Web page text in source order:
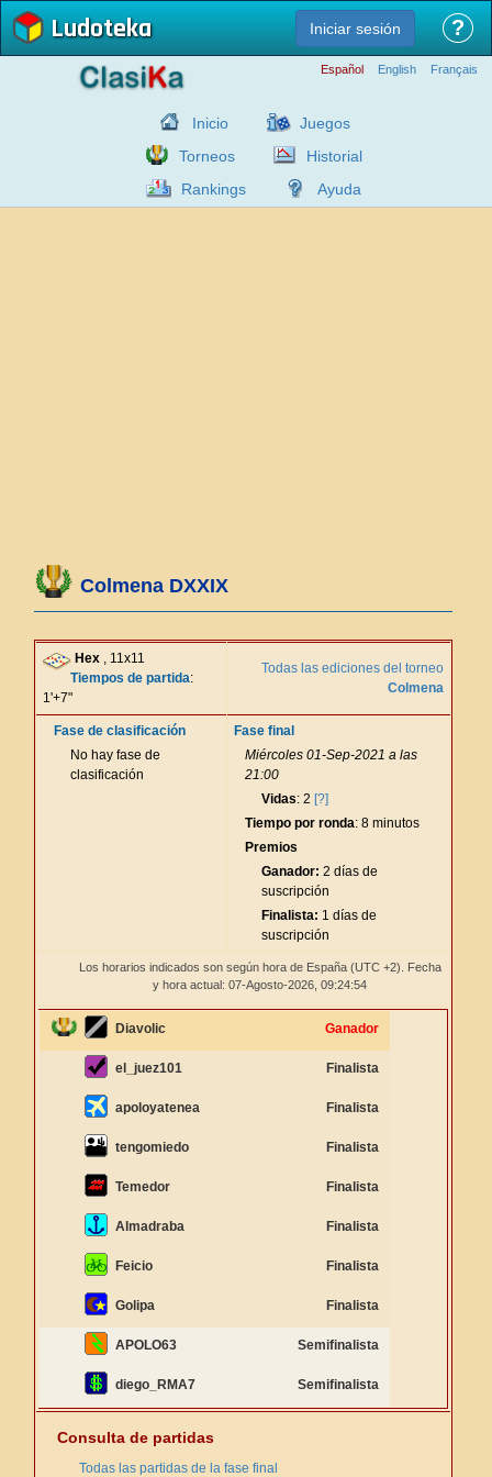
Ludoteka Iniciar sesión ?
Español English Français
Inicio
Juegos
Torneos
Historial
Rankings
Ayuda
Colmena DXXIX
Hex , 11x11
Tiempos de partida:
1'+7"
Todas las ediciones del torneo
Colmena
Fase de clasificación
No hay fase de
clasificación
Fase final
Miércoles 01-Sep-2021 a las
21:00
Vidas: 2 [?]
Tiempo por ronda: 8 minutos
Premios
Ganador: 2 días de
suscripción
Finalista: 1 días de
suscripción
Los horarios indicados son según hora de España (UTC +2). Fecha
y hora actual: 07-Agosto-2026, 09:24:54
Diavolic Ganador
el_juez101 Finalista
apoloyatenea Finalista
tengomiedo Finalista
Temedor Finalista
Almadraba Finalista
Feicio Finalista
Golipa Finalista
APOLO63 Semifinalista
diego_RMA7 Semifinalista
Consulta de partidas
Todas las partidas de la fase final